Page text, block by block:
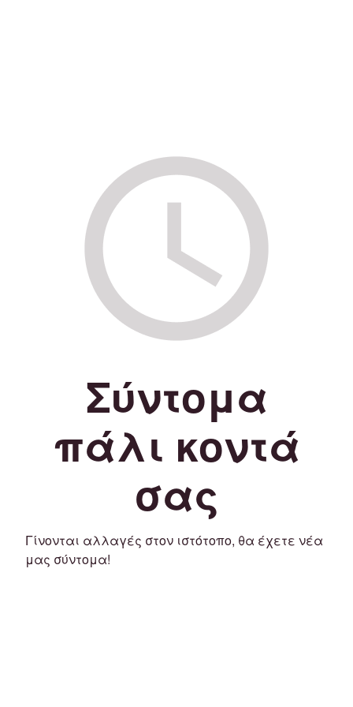
Σύντομα
πάλι κοντά
σας
Γίνονται αλλαγές στον ιστότοπο, θα έχετε νέα
μας σύντομα!